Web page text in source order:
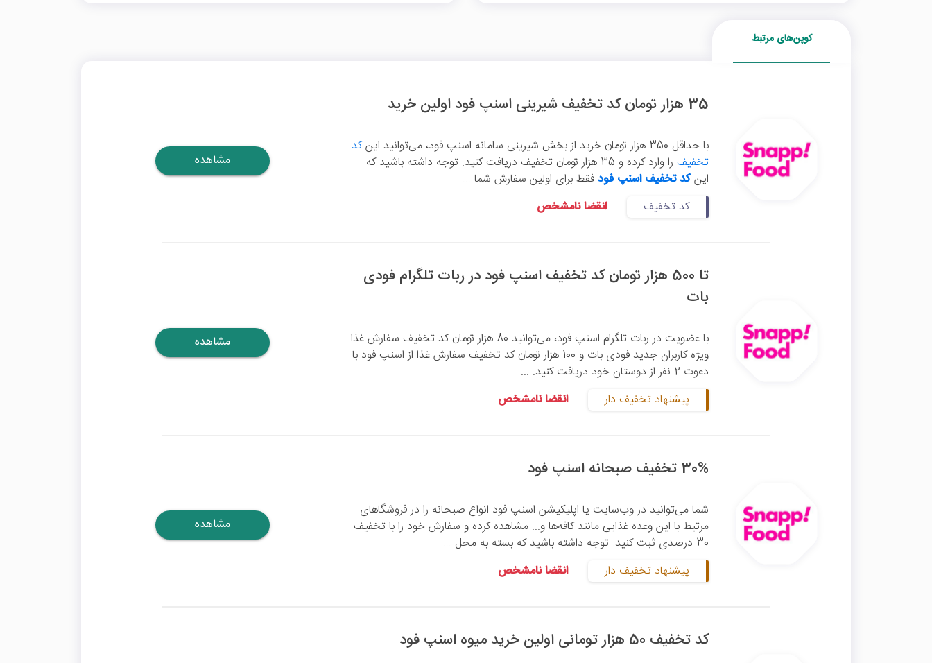
کوپن‌های مرتبط
35 هزار تومان کد تخفیف شیرینی اسنپ فود اولین خرید
با حداقل 350 هزار تومان خرید از بخش شیرینی سامانه اسنپ فود، می‌توانید این
کد
تخفیف
را وارد کرده و 35 هزار تومان تخفیف دریافت کنید. توجه داشته باشید که
اینکد تخفیف اسنپ فودفقط برای اولین سفارش شما ...
کد تخفیف
انقضا نامشخص
مشاهده
تا 500 هزار تومان کد تخفیف اسنپ فود در ربات تلگرام فودی
بات
با عضویت در ربات تلگرام اسنپ فود، می‌توانید 80 هزار تومان کد تخفیف سفارش غذا
ویژه کاربران جدید فودی بات و 100 هزار تومان کد تخفیف سفارش غذا از اسنپ فود با
دعوت 2 نفر از دوستان خود دریافت کنید. ...
پیشنهاد تخفیف دار
انقضا نامشخص
مشاهده
30% تخفیف صبحانه اسنپ فود
شما می‌توانید در وب‌سایت یا اپلیکیشن اسنپ فود انواع صبحانه را در فروشگاهای
مرتبط با این وعده غذایی مانند کافه‌ها و... مشاهده کرده و سفارش خود را با تخفیف
30 درصدی ثبت کنید. توجه داشته باشید که بسته به محل ...
پیشنهاد تخفیف دار
انقضا نامشخص
مشاهده
کد تخفیف 50 هزار تومانی اولین خرید میوه اسنپ فود